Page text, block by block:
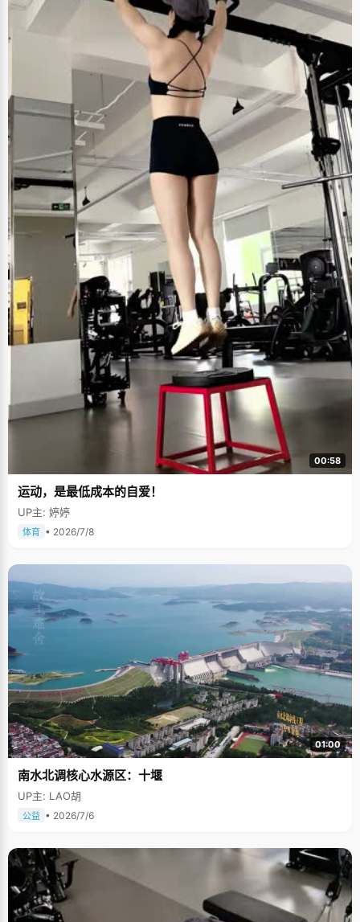
00:58
运动，是最低成本的自爱！
UP主: 婷婷
体育 • 2026/7/8
01:00
南水北调核心水源区：十堰
UP主: LAO胡
公益 • 2026/7/6